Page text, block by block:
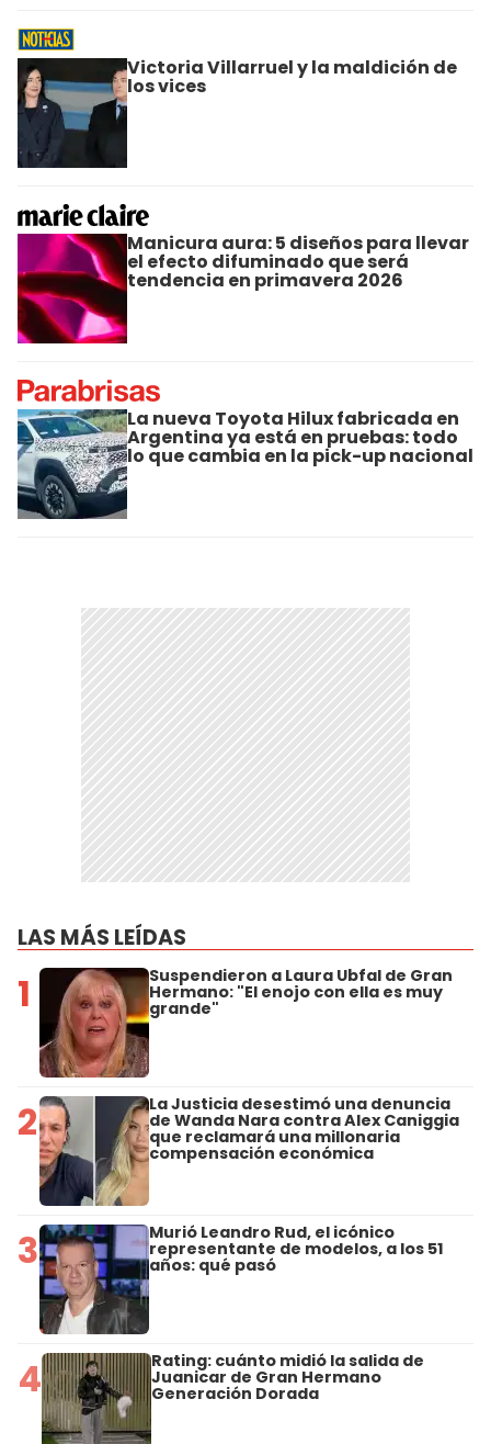
Victoria Villarruel y la maldición de
los vices
Manicura aura: 5 diseños para llevar
el efecto difuminado que será
tendencia en primavera 2026
La nueva Toyota Hilux fabricada en
Argentina ya está en pruebas: todo
lo que cambia en la pick-up nacional
LAS MÁS LEÍDAS
1 Suspendieron a Laura Ubfal de Gran
Hermano: "El enojo con ella es muy
grande"
2 La Justicia desestimó una denuncia
de Wanda Nara contra Alex Caniggia
que reclamará una millonaria
compensación económica
3 Murió Leandro Rud, el icónico
representante de modelos, a los 51
años: qué pasó
4 Rating: cuánto midió la salida de
Juanicar de Gran Hermano
Generación Dorada